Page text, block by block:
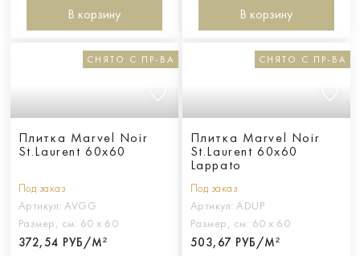
В корзину В корзину
СНЯТО С ПР-ВА
Плитка Marvel Noir
St.Laurent 60x60
Под заказ
Артикул: AVGG
Размер, см: 60 х 60
372,54 РУБ/М²
СНЯТО С ПР-ВА
Плитка Marvel Noir
St.Laurent 60x60
Lappato
Под заказ
Артикул: ADUP
Размер, см: 60 х 60
503,67 РУБ/М²